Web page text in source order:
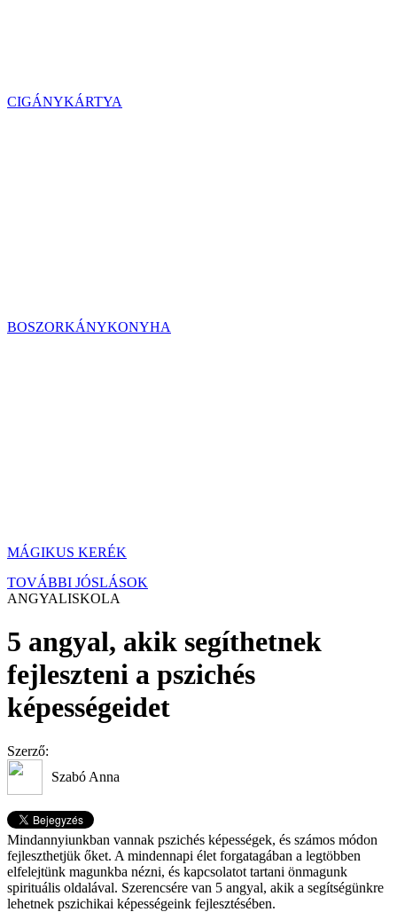
CIGÁNYKÁRTYA
BOSZORKÁNYKONYHA
MÁGIKUS KERÉK
TOVÁBBI JÓSLÁSOK
ANGYALISKOLA
5 angyal, akik segíthetnek
fejleszteni a pszichés
képességeidet
Szerző:
Szabó Anna
Mindannyiunkban vannak pszichés képességek, és számos módon
fejleszthetjük őket. A mindennapi élet forgatagában a legtöbben
elfelejtünk magunkba nézni, és kapcsolatot tartani önmagunk
spirituális oldalával. Szerencsére van 5 angyal, akik a segítségünkre
lehetnek pszichikai képességeink fejlesztésében.